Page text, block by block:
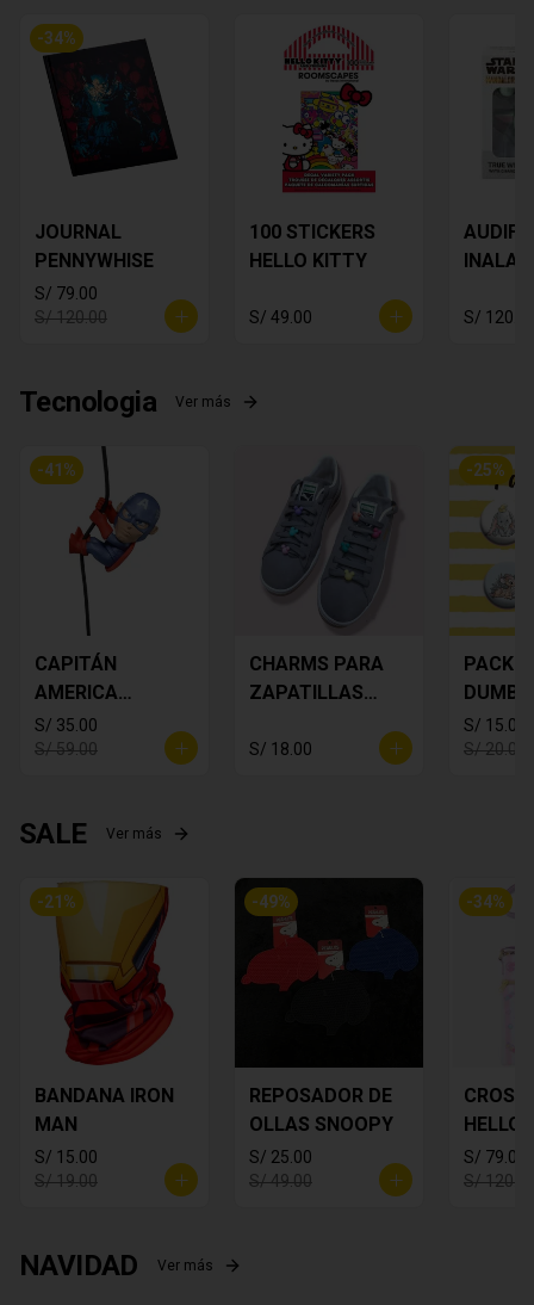
-34%
JOURNAL
PENNYWHISE
S/ 79.00
S/ 120.00
100 STICKERS
HELLO KITTY
S/ 49.00
Yoda
S/
Tecnologia Ver más
-41 %
CAPITÁN
AMERICA
DECORATIVO
S/ 35.00
S/ 59.00
CHARMS PARA
ZAPATILLAS
6
S/ 18.00
-25%
PACK
S/ 15.00
S/ 20.00
SALE Ver más
-21 %
BANDANA IRON
MAN
S/ 15.00
S/ 19.00
-49%
REPOSADOR DE
OLLAS SNOOPY
S/ 25.00
S/ 49.00
-34%
HELLO
S/ 79.00
S/
NAVIDAD Ver más